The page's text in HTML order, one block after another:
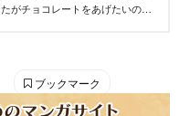
がチョコレートをあげたいのは
ブックマーク